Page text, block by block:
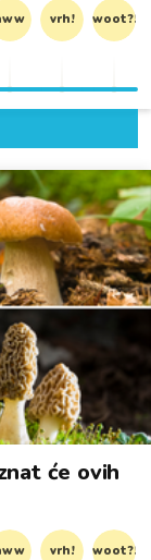
vrh! woot?!
će ovih
vrh! woot?!